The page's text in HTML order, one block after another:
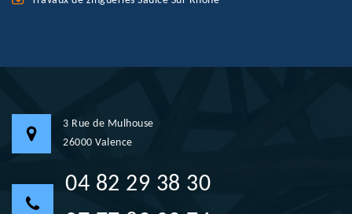
3 Rue de Mulhouse
26000 Valence
04 82 29 38 30